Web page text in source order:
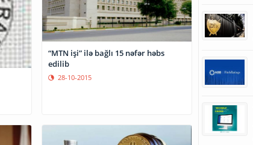
“MTN işi” ilə bağlı 15 nəfər həbs
edilib
28-10-2015